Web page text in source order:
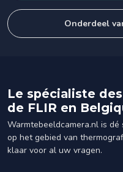
Onderdeel
Le spécialiste
de FLIR en
Warmtebeeldcamera.nl is
op het gebied van
klaar voor al uw vragen.